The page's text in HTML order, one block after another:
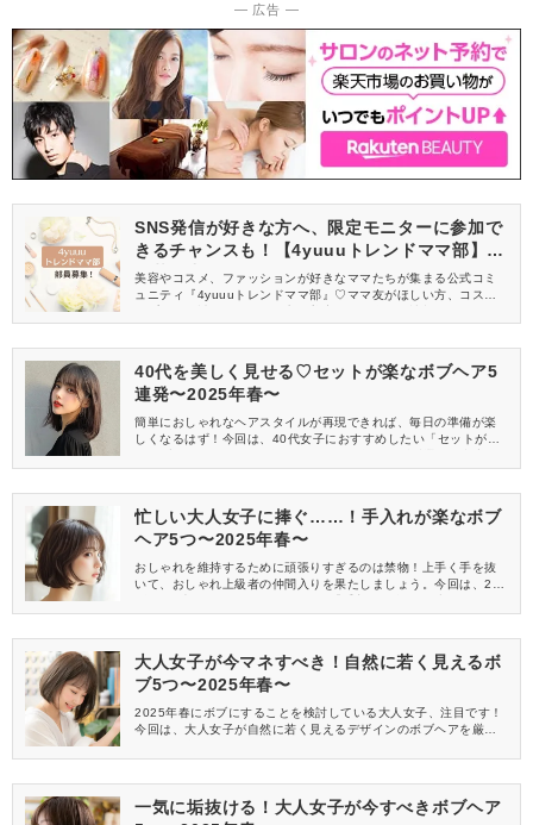
― 広告 ―
SNS発信が好きな方へ、限定モニターに参加で
きるチャンスも！【4yuuuトレンドママ部】部
員募集中
美容やコスメ、ファッションが好きなママたちが集まる公式コミ
ュニティ『4yuuuトレンドママ部』♡ママ友がほしい方、コスメサ
信してくれる方を募集しています！
40代を美しく見せる♡セットが楽なボブヘア5
連発〜2025年春〜
簡単におしゃれなヘアスタイルが再現できれば、毎日の準備が楽
しくなるはず！今回は、40代女子におすすめしたい「セットが楽
してみてくださいね♪
忙しい大人女子に捧ぐ……！手入れが楽なボブ
ヘア5つ〜2025年春〜
おしゃれを維持するために頑張りすぎるのは禁物！上手く手を抜
いて、おしゃれ上級者の仲間入りを果たしましょう。今回は、202
つご紹介します♪
大人女子が今マネすべき！自然に若く見えるボ
ブ5つ〜2025年春〜
2025年春にボブにすることを検討している大人女子、注目です！
今回は、大人女子が自然に若く見えるデザインのボブヘアを厳選
一気に垢抜ける！大人女子が今すべきボブヘア